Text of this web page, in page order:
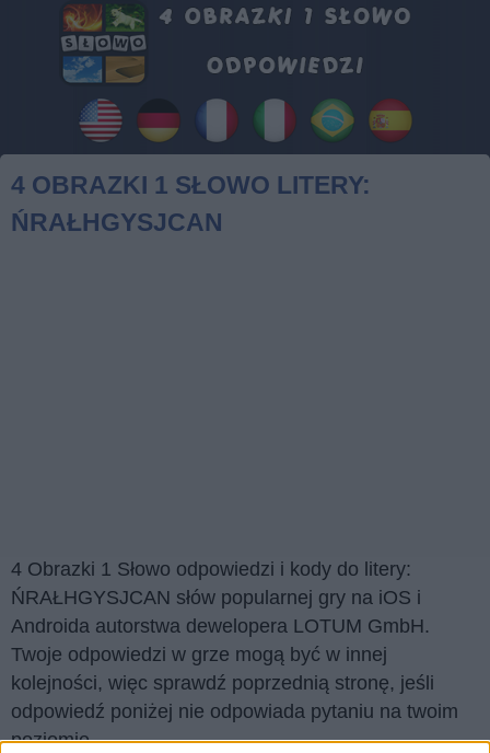
4 OBRAZKI 1 SŁOWO LITERY:
ŃRAŁHGYSJCAN
4 Obrazki 1 Słowo odpowiedzi i kody do litery:
ŃRAŁHGYSJCAN słów popularnej gry na iOS i
Androida autorstwa dewelopera LOTUM GmbH.
Twoje odpowiedzi w grze mogą być w innej
kolejności, więc sprawdź poprzednią stronę, jeśli
odpowiedź poniżej nie odpowiada pytaniu na twoim
poziomie.